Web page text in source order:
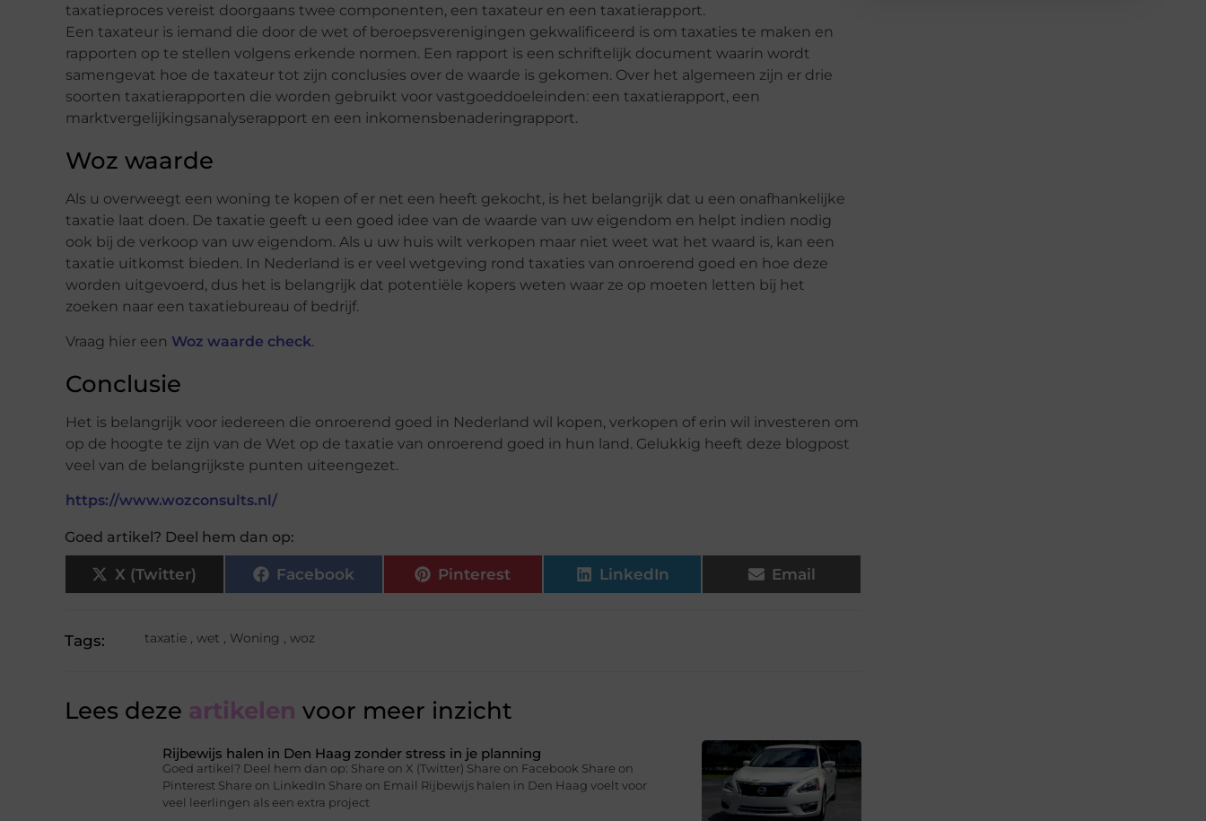
taxatieproces vereist doorgaans twee componenten, een taxateur en een taxatierapport.
Een taxateur is iemand die door de wet of beroepsverenigingen gekwalificeerd is om taxaties te maken en
rapporten op te stellen volgens erkende normen. Een rapport is een schriftelijk document waarin wordt
samengevat hoe de taxateur tot zijn conclusies over de waarde is gekomen. Over het algemeen zijn er drie
soorten taxatierapporten die worden gebruikt voor vastgoeddoeleinden: een taxatierapport, een
marktvergelijkingsanalyserapport en een inkomensbenaderingrapport.
Woz waarde
Als u overweegt een woning te kopen of er net een heeft gekocht, is het belangrijk dat u een onafhankelijke
taxatie laat doen. De taxatie geeft u een goed idee van de waarde van uw eigendom en helpt indien nodig
ook bij de verkoop van uw eigendom. Als u uw huis wilt verkopen maar niet weet wat het waard is, kan een
taxatie uitkomst bieden. In Nederland is er veel wetgeving rond taxaties van onroerend goed en hoe deze
worden uitgevoerd, dus het is belangrijk dat potentiële kopers weten waar ze op moeten letten bij het
zoeken naar een taxatiebureau of bedrijf.
Vraag hier een Woz waarde check.
Conclusie
Het is belangrijk voor iedereen die onroerend goed in Nederland wil kopen, verkopen of erin wil investeren om
op de hoogte te zijn van de Wet op de taxatie van onroerend goed in hun land. Gelukkig heeft deze blogpost
veel van de belangrijkste punten uiteengezet.
https://www.wozconsults.nl/
Goed artikel? Deel hem dan op:
X (Twitter) Facebook Pinterest LinkedIn Email
Tags: taxatie, wet , Woning , woz
Lees deze artikelen voor meer inzicht
Rijbewijs halen in Den Haag zonder stress in je planning
Goed artikel? Deel hem dan op: Share on X (Twitter) Share on Facebook Share on
Pinterest Share on LinkedIn Share on Email Rijbewijs halen in Den Haag voelt voor
veel leerlingen als een extra project